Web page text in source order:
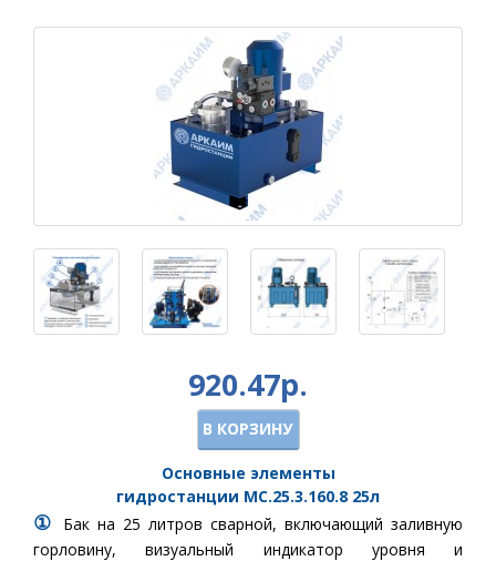
920.47р.
В КОРЗИНУ
Основные элементы
гидростанции МС.25.3.160.8 25л
① Бак на 25 литров сварной, включающий заливную
горловину, визуальный индикатор уровня и